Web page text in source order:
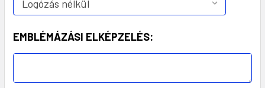
EMBLÉMÁZÁSI ELKÉPZELÉS: